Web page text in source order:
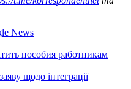
News
пособия работникам
щодо інтеграції